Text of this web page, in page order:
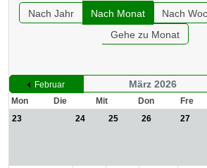
Nach Jahr Nach Monat Nach
Gehe zu Monat
Februar März 2026
Mon
Die Mit Don Fre
23
24 25 26 27